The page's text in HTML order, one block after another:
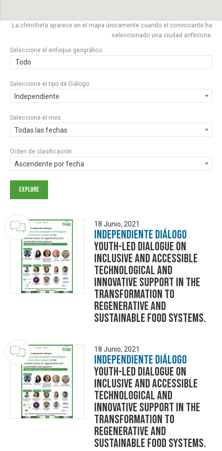
La chincheta aparece en el mapa únicamente cuando el convocante ha
seleccionado una ciudad anfitriona.
Seleccione el enfoque geográfico
Todo
Seleccione el tipo de Diálogo
Independiente
Seleccione el mes
Todas las fechas
Orden de clasificación
Ascendente por fecha
18 Junio, 2021
Independiente Diálogo
Youth-led dialogue on
inclusive and accessible
technological and
innovative support in the
transformation to
regenerative and
sustainable food systems.
18 Junio, 2021
Independiente Diálogo
Youth-led dialogue on
inclusive and accessible
technological and
innovative support in the
transformation to
regenerative and
sustainable food systems.